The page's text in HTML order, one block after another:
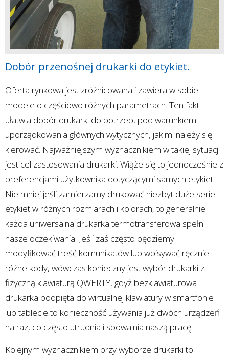
Dobór przenośnej drukarki do etykiet.
Oferta rynkowa jest zróżnicowana i zawiera w sobie
modele o częściowo różnych parametrach. Ten fakt
ułatwia dobór drukarki do potrzeb, pod warunkiem
uporządkowania głównych wytycznych, jakimi należy się
kierować. Najważniejszym wyznacznikiem w takiej sytuacji
jest cel zastosowania drukarki. Wiąże się to jednocześnie z
preferencjami użytkownika dotyczącymi samych etykiet.
Nie mniej jeśli zamierzamy drukować niezbyt duże serie
etykiet w różnych rozmiarach i kolorach, to generalnie
każda uniwersalna drukarka termotransferowa spełni
nasze oczekiwania. Jeśli zaś często będziemy
modyfikować treść komunikatów lub wpisywać ręcznie
różne kody, wówczas konieczny jest wybór drukarki z
fizyczną klawiaturą QWERTY, gdyż bezklawiaturowa
drukarka podpięta do wirtualnej klawiatury w smartfonie
lub tablecie to konieczność używania już dwóch urządzeń
na raz, co często utrudnia i spowalnia naszą pracę.
Kolejnym wyznacznikiem przy wyborze drukarki to